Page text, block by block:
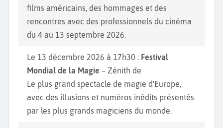
films américains, des hommages et des
rencontres avec des professionnels du cinéma
du 4 au 13 septembre 2026.
Le 13 décembre 2026 à 17h30 : Festival
Mondial de la Magie – Zénith de
Le plus grand spectacle de magie d'Europe,
avec des illusions et numéros inédits présentés
par les plus grands magiciens du monde.